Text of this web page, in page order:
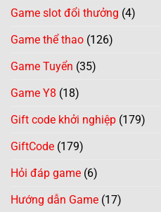
Game slot đổi thưởng (4)
Game thể thao (126)
Game Tuyển (35)
Game Y8 (18)
Gift code khởi nghiệp (179)
GiftCode (179)
Hỏi đáp game (6)
Hướng dẫn Game (17)